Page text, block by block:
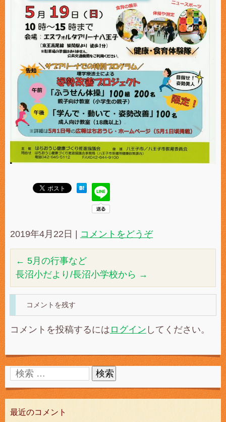
2019年4月22日 コメントをどうぞ
← 5月の行事など
長沼小だより/長沼小学校から →
コメントを残す
コメントを投稿するには ログイン してください。
最近のコメント